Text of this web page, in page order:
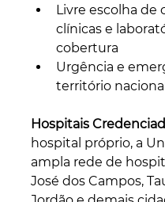
Livre escolha de
clínicas e
cobertura
Urgência e
território
Hospitais
hospital próprio, a
ampla rede de
José dos Campos,